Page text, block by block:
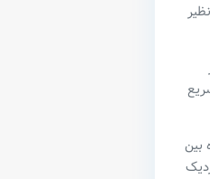
کوتاه بین